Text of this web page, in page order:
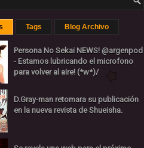
Tags Blog Archivo
Persona No Sekai NEWS! @argenpod
- Estamos lubricando el microfono
para volver al aire! (*w*)/
D.Gray-man retomara su publicación
en la nueva revista de Shueisha.